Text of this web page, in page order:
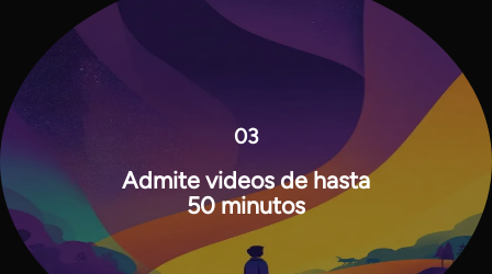
03
Admite videos de hasta
50 minutos